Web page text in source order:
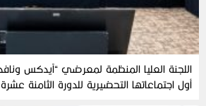
أول اجتماعاتها التحضيرية للدورة الثامنة عشرة